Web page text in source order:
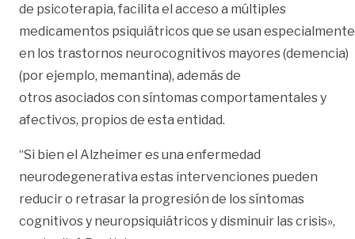
de psicoterapia, facilita el acceso a múltiples
medicamentos psiquiátricos que se usan especialmente
en los trastornos neurocognitivos mayores (demencia)
(por ejemplo, memantina), además de
otros asociados con síntomas comportamentales y
afectivos, propios de esta entidad.
“Si bien el Alzheimer es una enfermedad
neurodegenerativa estas intervenciones pueden
reducir o retrasar la progresión de los síntomas
cognitivos y neuropsiquiátricos y disminuir las crisis»,